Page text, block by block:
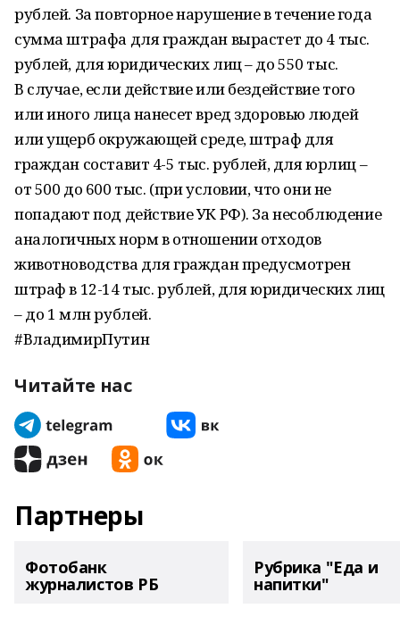
рублей. За повторное нарушение в течение года
сумма штрафа для граждан вырастет до 4 тыс.
рублей, для юридических лиц – до 550 тыс.
В случае, если действие или бездействие того
или иного лица нанесет вред здоровью людей
или ущерб окружающей среде, штраф для
граждан составит 4-5 тыс. рублей, для юрлиц –
от 500 до 600 тыс. (при условии, что они не
попадают под действие УК РФ). За несоблюдение
аналогичных норм в отношении отходов
животноводства для граждан предусмотрен
штраф в 12-14 тыс. рублей, для юридических лиц
– до 1 млн рублей.
#ВладимирПутин
Читайте нас
Партнеры
Фотобанк
журналистов РБ
Рубрика "Еда и
напитки"